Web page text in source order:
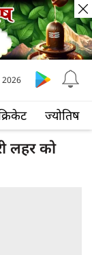
ज्योतिष
2026
लहर को